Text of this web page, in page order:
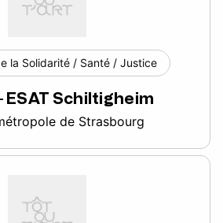
la Solidarité / Santé / Justice
ESAT Schiltigheim
de Strasbourg